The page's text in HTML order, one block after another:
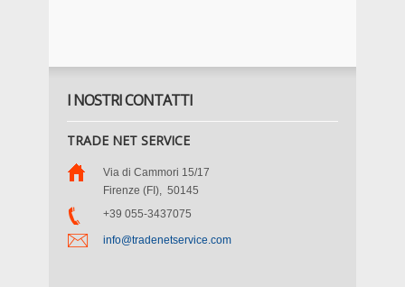
I NOSTRI CONTATTI
TRADE NET SERVICE
Via di Cammori 15/17
Firenze (FI), 50145
+39 055-3437075
info@tradenetservice.com